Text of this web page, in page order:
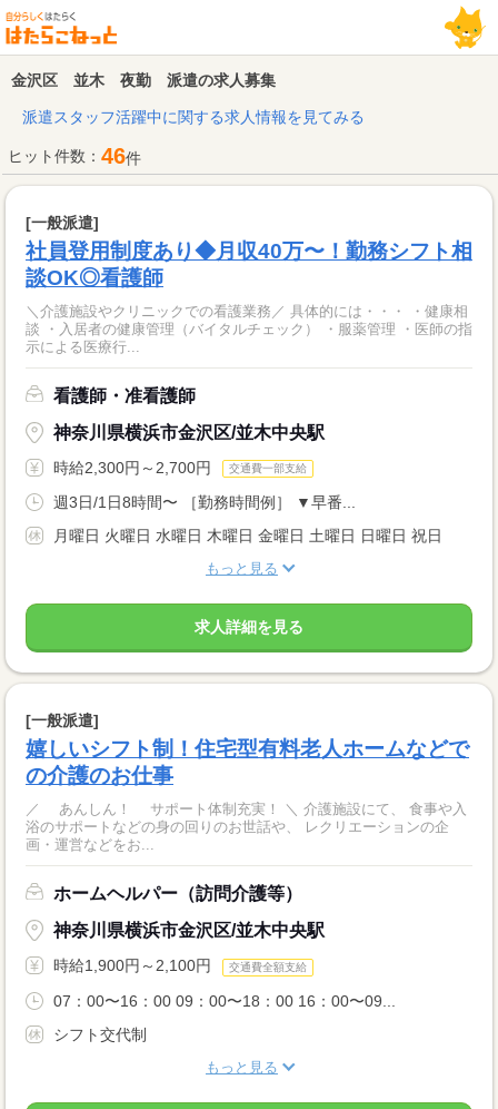
金沢区 並木 夜勤 派遣の求人募集
派遣スタッフ活躍中に関する求人情報を見てみる
ヒット件数： 46件
[一般派遣]
社員登用制度あり◆月収40万〜！勤務シフト相
談OK◎看護師
＼介護施設やクリニックでの看護業務／ 具体的には・・・ ・健康相
談 ・入居者の健康管理（バイタルチェック） ・服薬管理 ・医師の指
示による医療行...
看護師・准看護師
神奈川県横浜市金沢区/並木中央駅
時給2,300円～2,700円 交通費一部支給
週3日/1日8時間〜 ［勤務時間例］ ▼早番...
月曜日 火曜日 水曜日 木曜日 金曜日 土曜日 日曜日 祝日
もっと見る
求人詳細を見る
[一般派遣]
嬉しいシフト制！住宅型有料老人ホームなどで
の介護のお仕事
／ あんしん！ サポート体制充実！ ＼ 介護施設にて、 食事や入
浴のサポートなどの身の回りのお世話や、 レクリエーションの企
画・運営などをお...
ホームヘルパー（訪問介護等）
神奈川県横浜市金沢区/並木中央駅
時給1,900円～2,100円 交通費全額支給
07：00〜16：00 09：00〜18：00 16：00〜09...
シフト交代制
もっと見る